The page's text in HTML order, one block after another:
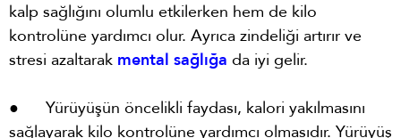
kalp sağlığını olumlu etkilerken hem de kilo
kontrolüne yardımcı olur. Ayrıca zindeliği artırır ve
stresi azaltarak mental sağlığa da iyi gelir.
● Yürüyüşün öncelikli faydası, kalori yakılmasını
sağlayarak kilo kontrolüne yardımcı olmasıdır. Yürüyüş